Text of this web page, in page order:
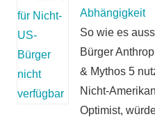
Abhängigkeit
So wie es
Bürger
& Mythos 5
Nicht-
Optimist,